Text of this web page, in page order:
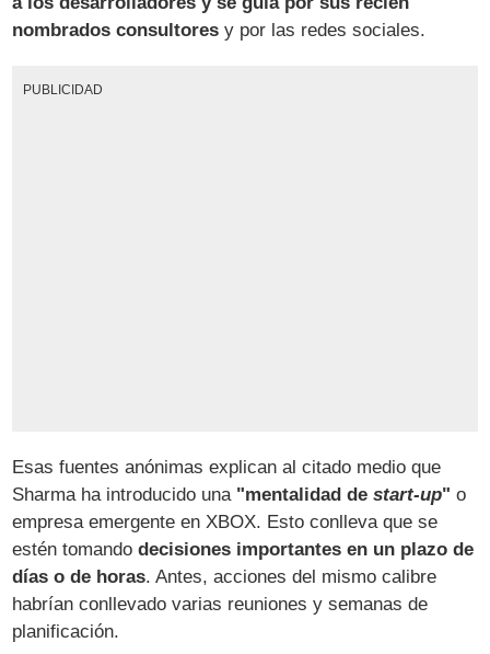
nombrados consultores y por las redes sociales.
PUBLICIDAD
Esas fuentes anónimas explican al citado medio que
Sharma ha introducido una "mentalidad destart-up" o
empresa emergente en XBOX. Esto conlleva que se
estén tomandodecisiones importantes en un plazo de
días o de horas. Antes, acciones del mismo calibre
habrían conllevado varias reuniones y semanas de
planificación.